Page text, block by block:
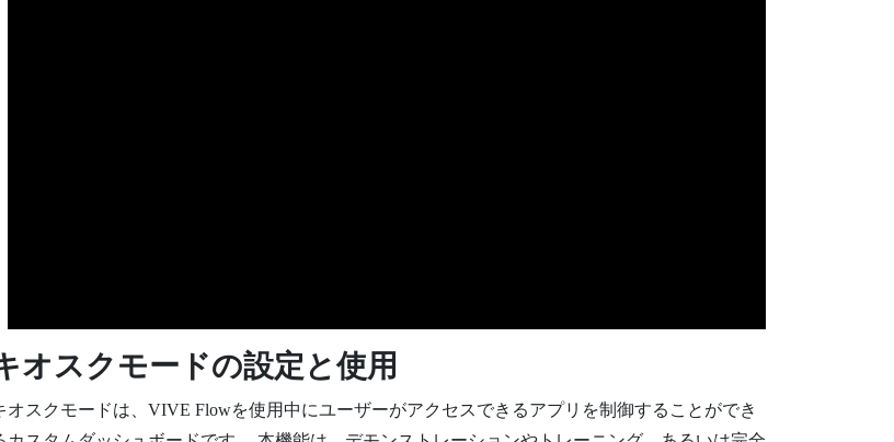
オスクモードの設定と使用
オスクモードは、 VIVE Flowを使用中にユーザーがアクセスできるアプリを制御することができ